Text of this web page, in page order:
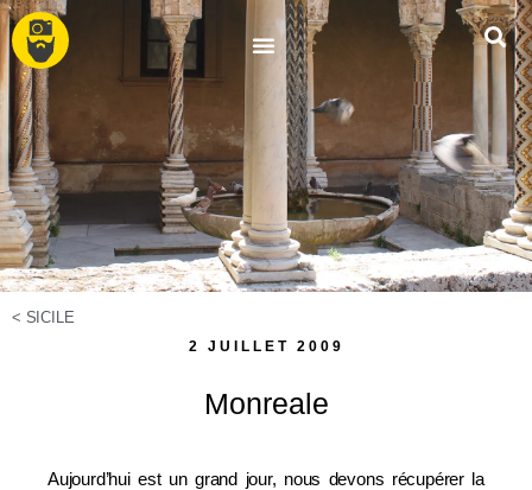
< SICILE
2 JUILLET 2009
Monreale
Aujourd’hui est un grand jour, nous devons récupérer la